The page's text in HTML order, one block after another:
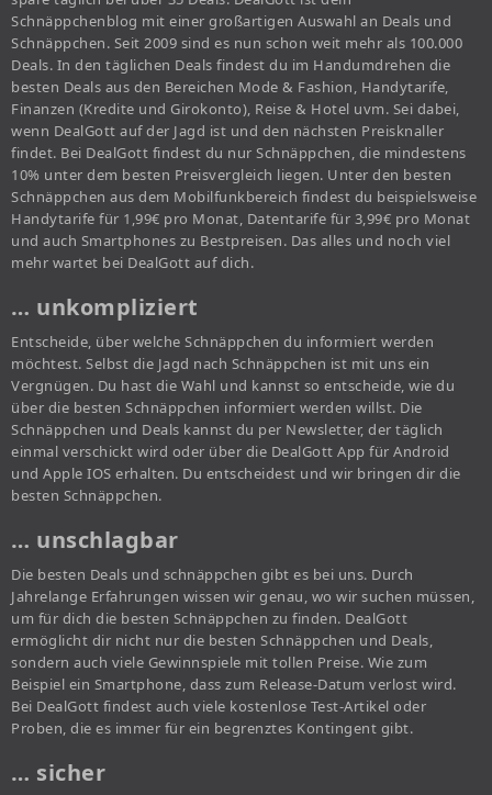
Schnäppchenblog mit einer großartigen Auswahl an Deals und
Schnäppchen. Seit 2009 sind es nun schon weit mehr als 100.000
Deals. In den täglichen Deals findest du im Handumdrehen die
besten Deals aus den Bereichen Mode & Fashion, Handytarife,
Finanzen (Kredite und Girokonto), Reise & Hotel uvm. Sei dabei,
wenn DealGott auf der Jagd ist und den nächsten Preisknaller
findet. Bei DealGott findest du nur Schnäppchen, die mindestens
10% unter dem besten Preisvergleich liegen. Unter den besten
Schnäppchen aus dem Mobilfunkbereich findest du beispielsweise
Handytarife für 1,99€ pro Monat, Datentarife für 3,99€ pro Monat
und auch Smartphones zu Bestpreisen. Das alles und noch viel
mehr wartet bei DealGott auf dich.
… unkompliziert
Entscheide, über welche Schnäppchen du informiert werden
möchtest. Selbst die Jagd nach Schnäppchen ist mit uns ein
Vergnügen. Du hast die Wahl und kannst so entscheide, wie du
über die besten Schnäppchen informiert werden willst. Die
Schnäppchen und Deals kannst du per Newsletter, der täglich
einmal verschickt wird oder über die DealGott App für Android
und Apple IOS erhalten. Du entscheidest und wir bringen dir die
besten Schnäppchen.
… unschlagbar
Die besten Deals und schnäppchen gibt es bei uns. Durch
Jahrelange Erfahrungen wissen wir genau, wo wir suchen müssen,
um für dich die besten Schnäppchen zu finden. DealGott
ermöglicht dir nicht nur die besten Schnäppchen und Deals,
sondern auch viele Gewinnspiele mit tollen Preise. Wie zum
Beispiel ein Smartphone, dass zum Release-Datum verlost wird.
Bei DealGott findest auch viele kostenlose Test-Artikel oder
Proben, die es immer für ein begrenztes Kontingent gibt.
… sicher